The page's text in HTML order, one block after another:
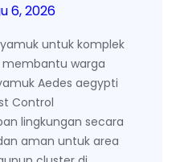
6, 2026
untuk komplek
warga
Aedes aegypti
Control
lingkungan secara
aman untuk area